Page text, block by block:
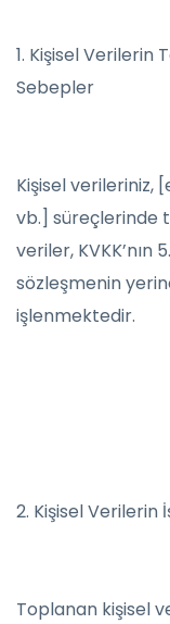
1. Kişisel Verilerin
Sebepler
Kişisel verileriniz,
vb.] süreçlerinde
veriler, KVKK’nın
sözleşmenin
işlenmektedir.
2. Kişisel Verilerin
Toplanan kişisel